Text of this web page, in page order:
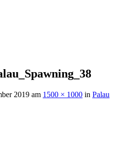
2019 am 1500 × 1000 in Palau